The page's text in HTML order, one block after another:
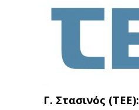
Γ. Στασινός (ΤΕΕ):